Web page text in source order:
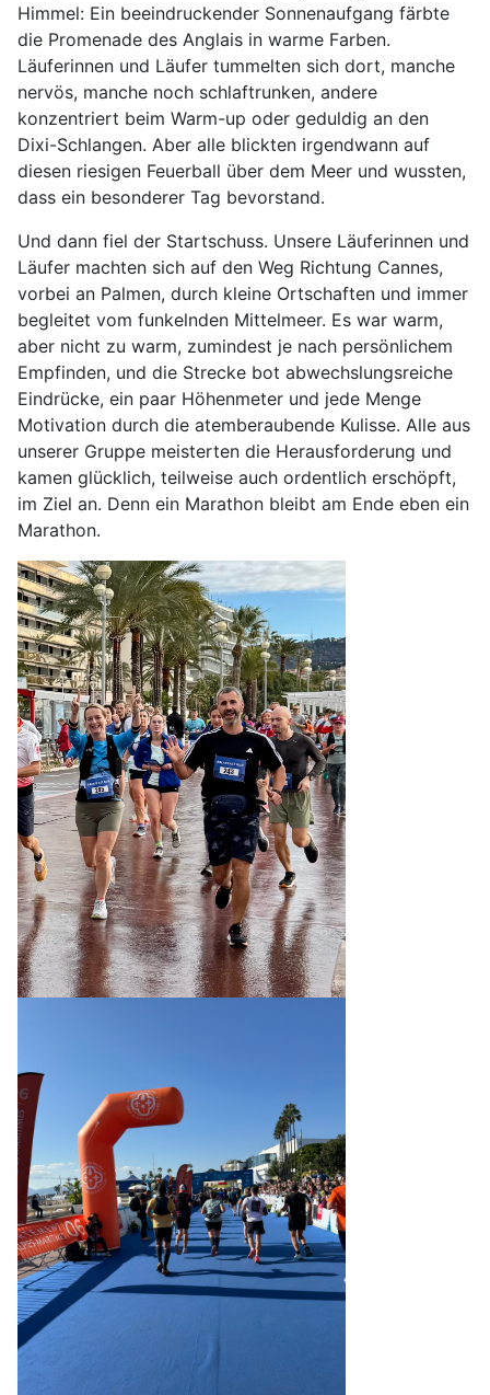
Himmel: Ein beeindruckender Sonnenaufgang färbte
die Promenade des Anglais in warme Farben.
Läuferinnen und Läufer tummelten sich dort, manche
nervös, manche noch schlaftrunken, andere
konzentriert beim Warm-up oder geduldig an den
Dixi-Schlangen. Aber alle blickten irgendwann auf
diesen riesigen Feuerball über dem Meer und wussten,
dass ein besonderer Tag bevorstand.
Und dann fiel der Startschuss. Unsere Läuferinnen und
Läufer machten sich auf den Weg Richtung Cannes,
vorbei an Palmen, durch kleine Ortschaften und immer
begleitet vom funkelnden Mittelmeer. Es war warm,
aber nicht zu warm, zumindest je nach persönlichem
Empfinden, und die Strecke bot abwechslungsreiche
Eindrücke, ein paar Höhenmeter und jede Menge
Motivation durch die atemberaubende Kulisse. Alle aus
unserer Gruppe meisterten die Herausforderung und
kamen glücklich, teilweise auch ordentlich erschöpft,
im Ziel an. Denn ein Marathon bleibt am Ende eben ein
Marathon.